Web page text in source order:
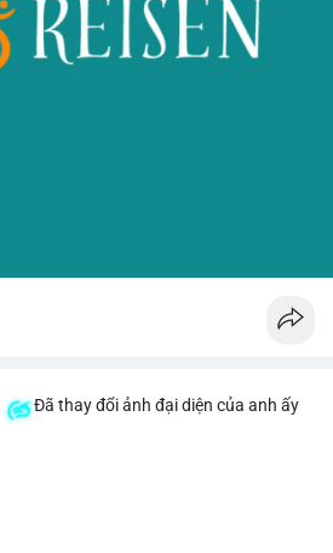
Đã thay đổi ảnh đại diện của anh ấy